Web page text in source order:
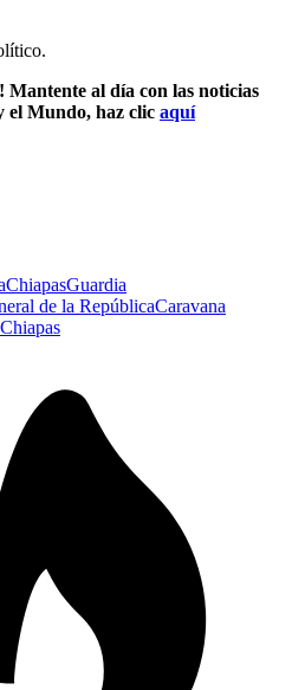
Mantente al día con las noticias
el Mundo, haz clic aquí
ChiapasGuardia
de la RepúblicaCaravana